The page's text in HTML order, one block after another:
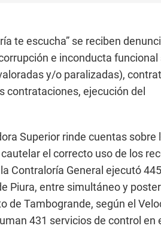
te escucha” se reciben
e inconducta funcional
y/o paralizadas),
contrataciones, ejecución del
Superior rinde cuentas sobre
el correcto uso de los
Contraloría General ejecutó 445
Piura, entre simultáneo y
de Tambogrande, según el
431 servicios de control en